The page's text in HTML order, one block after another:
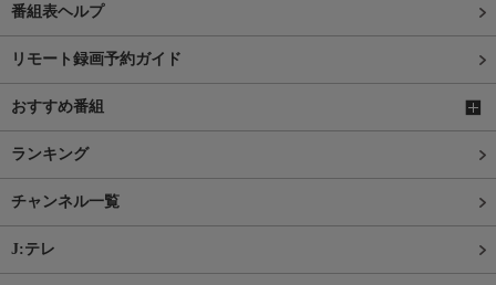
番組表ヘルプ
リモート録画予約ガイド
おすすめ番組
ランキング
チャンネル一覧
J:テレ